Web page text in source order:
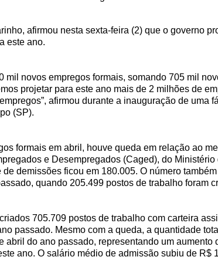
afirmou nesta sexta-feira (2) que o governo
este ano.
mil novos empregos formais, somando 705 mil
projetar para este ano mais de 2 milhões de
afirmou durante a inauguração de uma
(SP).
formais em abril, houve queda em relação ao
e Desempregados (Caged), do
demissões ficou em 180.005. O número
quando 205.499 postos de trabalho foram
705.709 postos de trabalho com carteira
passado. Mesmo com a queda, a quantidade
abril do ano passado, representando um aumento
ano. O salário médio de admissão subiu de R$